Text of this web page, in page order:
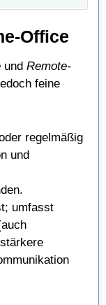
Office
und Remote-
feine
regelmäßig
und
umfasst